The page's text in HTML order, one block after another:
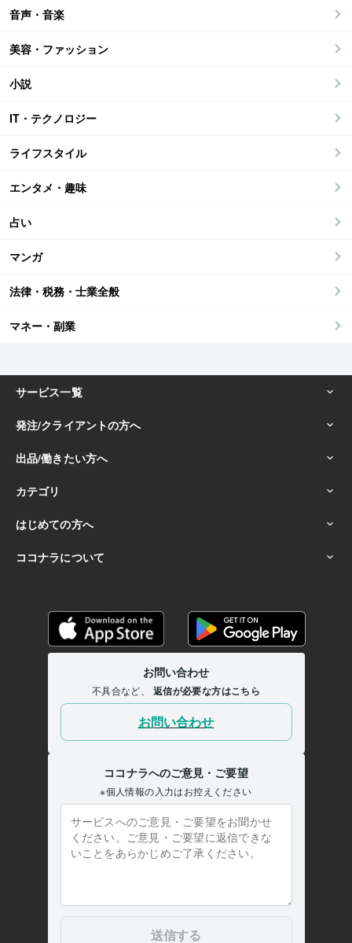
音声・音楽
美容・ファッション
小説
IT・テクノロジー
ライフスタイル
エンタメ・趣味
占い
マンガ
法律・税務・士業全般
マネー・副業